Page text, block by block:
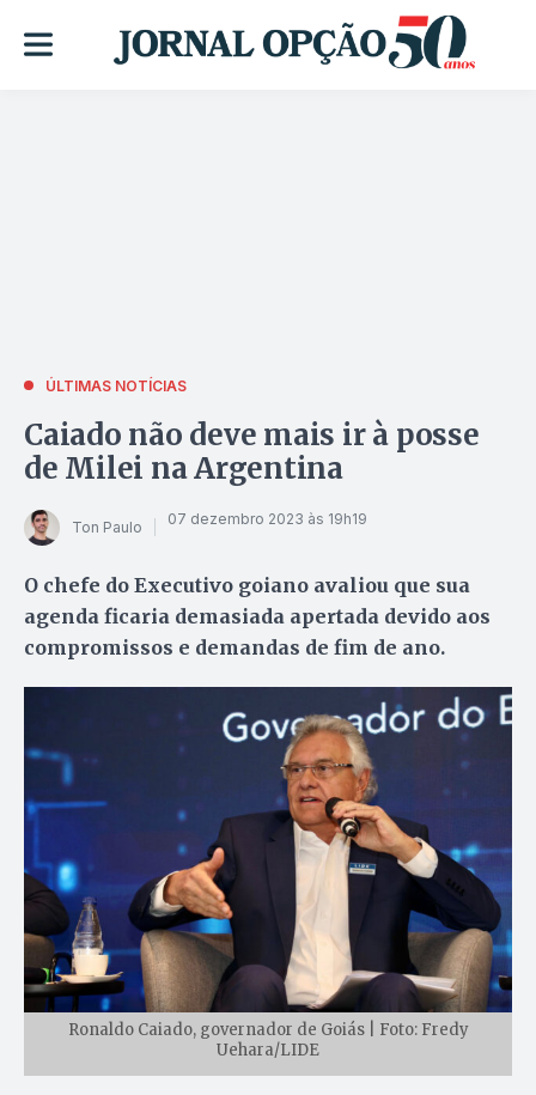
ÚLTIMAS NOTÍCIAS
Caiado não deve mais ir à posse
de Milei na Argentina
Ton Paulo 07 dezembro 2023 às 19h19
O chefe do Executivo goiano avaliou que sua
agenda ficaria demasiada apertada devido aos
compromissos e demandas de fim de ano.
Ronaldo Caiado, governador de Goiás | Foto: Fredy
Uehara/LIDE